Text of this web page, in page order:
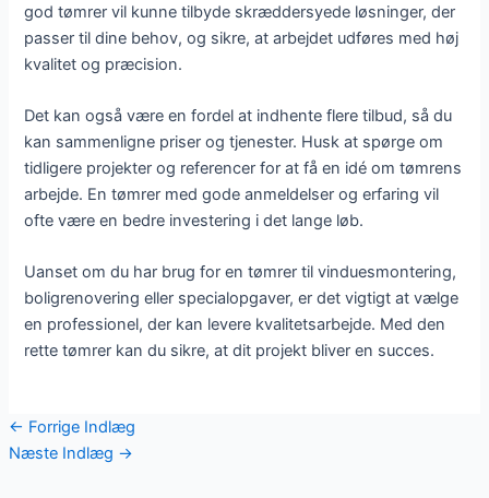
god tømrer vil kunne tilbyde skræddersyede løsninger, der
passer til dine behov, og sikre, at arbejdet udføres med høj
kvalitet og præcision.
Det kan også være en fordel at indhente flere tilbud, så du
kan sammenligne priser og tjenester. Husk at spørge om
tidligere projekter og referencer for at få en idé om tømrens
arbejde. En tømrer med gode anmeldelser og erfaring vil
ofte være en bedre investering i det lange løb.
Uanset om du har brug for en tømrer til vinduesmontering,
boligrenovering eller specialopgaver, er det vigtigt at vælge
en professionel, der kan levere kvalitetsarbejde. Med den
rette tømrer kan du sikre, at dit projekt bliver en succes.
← Forrige Indlæg
Næste Indlæg →